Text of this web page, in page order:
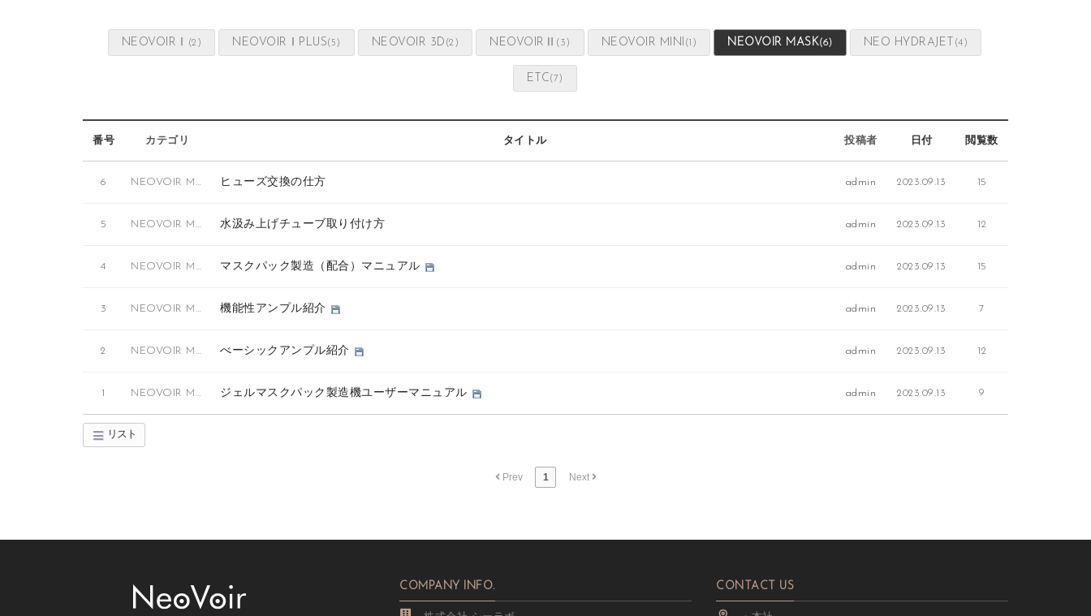
NEOVOIRⅠ (2) NEOVOIRⅠPLUS(5) NEOVOIR 3D (2) NEOVOIRⅡ (3) NEOVOIR MINI (1) NEOVOIR MASK(6) NEO HYDRAJET (4)
ETC(7)
番号 カテゴリ タイトル 投稿者 日付 閲覧数
6 NEOVOIR MASK ヒューズ交換の仕方 admin 2023.09.13 15
5 NEOVOIR MASK 水汲み上げチューブ取り付け方 admin 2023.09.13 12
4 NEOVOIR MASK マスクパック製造（配合）マニュアル admin 2023.09.13 15
3 NEOVOIR MASK 機能性アンプル紹介 admin 2023.09.13 7
2 NEOVOIR MASK べーシックアンプル紹介 admin 2023.09.13 12
1 NEOVOIR MASK ジェルマスクパック製造機ユーザーマニュアル admin 2023.09.13 9
リスト
Prev 1 Next
COMPANY INFO. CONTACT US